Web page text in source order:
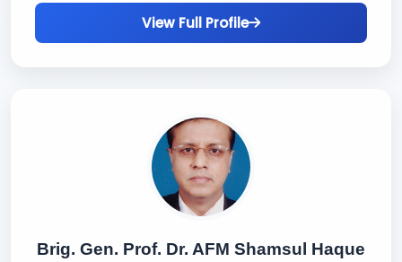
View Full Profile
Brig. Gen. Prof. Dr. AFM Shamsul Haque